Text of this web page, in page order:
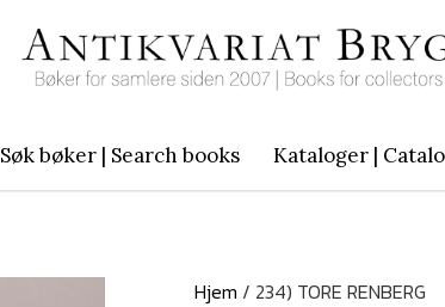
Søk bøker | Search books Kataloger |
Hjem / 234) TORE RENBERG